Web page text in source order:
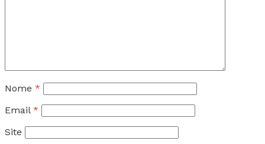
Nome *
Email *
Site